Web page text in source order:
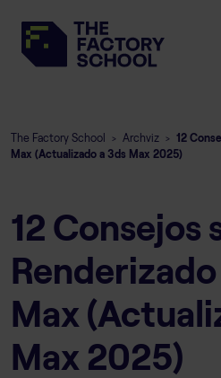
The Factory School > Archviz > 12
Max (Actualizado a 3ds Max 2025)
12 Consejos
Max
Max 2025)